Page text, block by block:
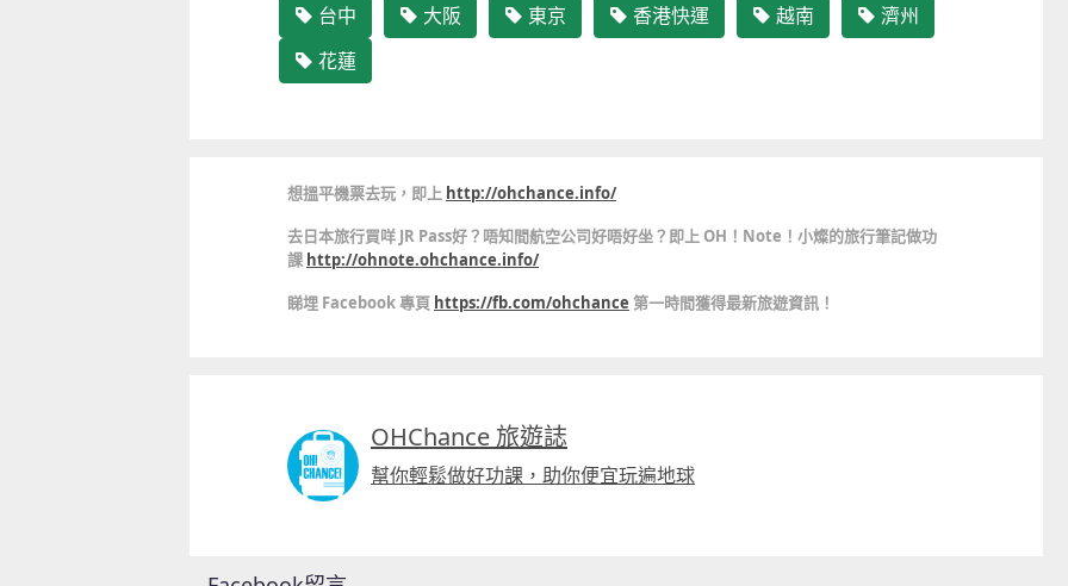
台中
大阪 東京 香港快運 越南
濟州
花蓮
想搵平機票去玩，即上 http://ohchance.info/
去日本旅行買咩 JR Pass好？唔知間航空公司好唔好坐？即上 OH！Note！小燦的旅行筆記做功
課 http://ohnote.ohchance.info/
睇埋 Facebook 專頁 https://fb.com/ohchance 第一時間獲得最新旅遊資訊！
OHChance 旅遊誌
幫你輕鬆做好功課，助你便宜玩遍地球
CTM CTM